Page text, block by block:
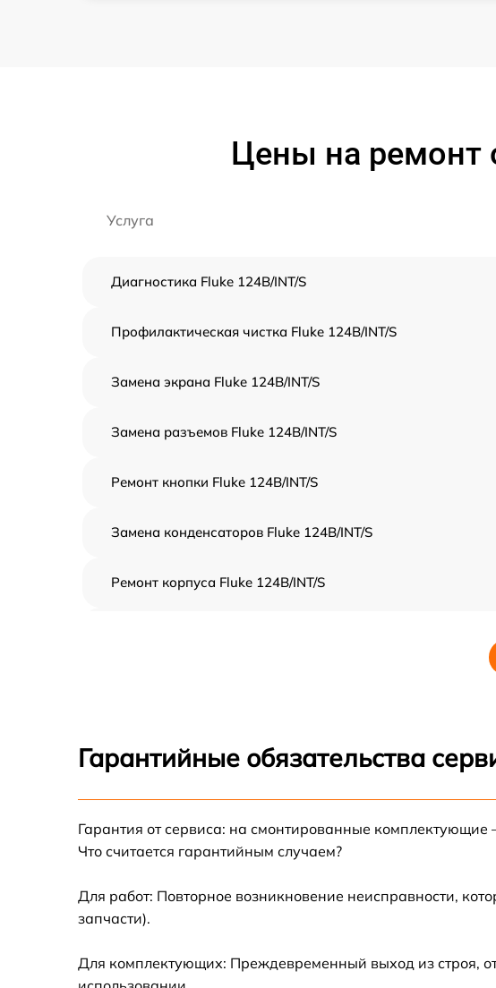
Цены на ремонт
Услуга
Диагностика Fluke 124B/INT/S
Профилактическая чистка Fluke 124B/INT/S
Замена экрана Fluke 124B/INT/S
Замена разъемов Fluke 124B/INT/S
Ремонт кнопки Fluke 124B/INT/S
Замена конденсаторов Fluke 124B/INT/S
Ремонт корпуса Fluke 124B/INT/S
Гарантийные обязательства
Гарантия от сервиса: на смонтированные комплектующие
Что считается гарантийным случаем?
Для работ: Повторное возникновение неисправности,
запчасти).
Для комплектующих: Преждевременный выход из строя,